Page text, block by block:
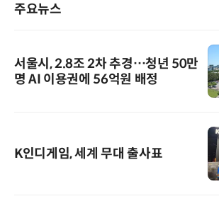
주요뉴스
서울시, 2.8조 2차 추경…청년 50만
명 AI 이용권에 56억원 배정
K인디게임, 세계 무대 출사표